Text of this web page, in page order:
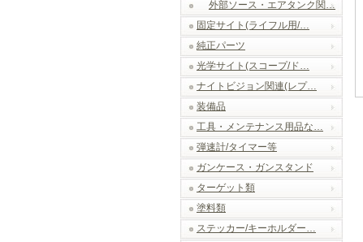
外部ソース・エアタンク関…
固定サイト(ライフル用/…
純正パーツ
光学サイト(スコープ/ド…
ナイトビジョン関連(レプ…
装備品
工具・メンテナンス用品な…
弾速計/タイマー等
ガンケース・ガンスタンド
ターゲット類
塗料類
ステッカー/キーホルダー…